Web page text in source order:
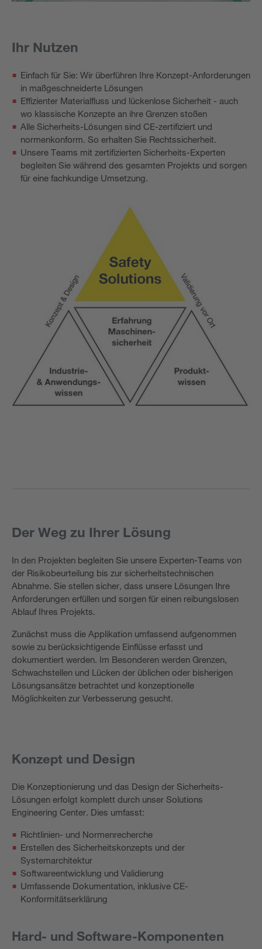
Ihr Nutzen
Einfach für Sie: Wir überführen Ihre Konzept-Anforderungen
in maßgeschneiderte Lösungen
Effizienter Materialfluss und lückenlose Sicherheit - auch
wo klassische Konzepte an ihre Grenzen stoßen
Alle Sicherheits-Lösungen sind CE-zertifiziert und
normenkonform. So erhalten Sie Rechtssicherheit.
Unsere Teams mit zertifizierten Sicherheits-Experten
begleiten Sie während des gesamten Projekts und sorgen
für eine fachkundige Umsetzung.
Der Weg zu Ihrer Lösung
In den Projekten begleiten Sie unsere Experten-Teams von
der Risikobeurteilung bis zur sicherheitstechnischen
Abnahme. Sie stellen sicher, dass unsere Lösungen Ihre
Anforderungen erfüllen und sorgen für einen reibungslosen
Ablauf Ihres Projekts.
Zunächst muss die Applikation umfassend aufgenommen
sowie zu berücksichtigende Einflüsse erfasst und
dokumentiert werden. Im Besonderen werden Grenzen,
Schwachstellen und Lücken der üblichen oder bisherigen
Lösungsansätze betrachtet und konzeptionelle
Möglichkeiten zur Verbesserung gesucht.
Konzept und Design
Die Konzeptionierung und das Design der Sicherheits-
Lösungen erfolgt komplett durch unser Solutions
Engineering Center. Dies umfasst:
Richtlinien- und Normenrecherche
Erstellen des Sicherheitskonzepts und der
Systemarchitektur
Softwareentwicklung und Validierung
Umfassende Dokumentation, inklusive CE-
Konformitätserklärung
Hard- und Software-Komponenten